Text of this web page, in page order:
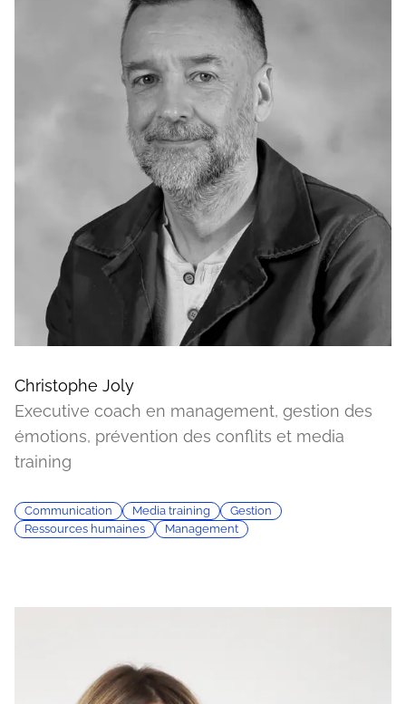
Christophe Joly
Executive coach en management, gestion des
émotions, prévention des conflits et media
training
Communication Media training
Gestion
Ressources humaines
Management